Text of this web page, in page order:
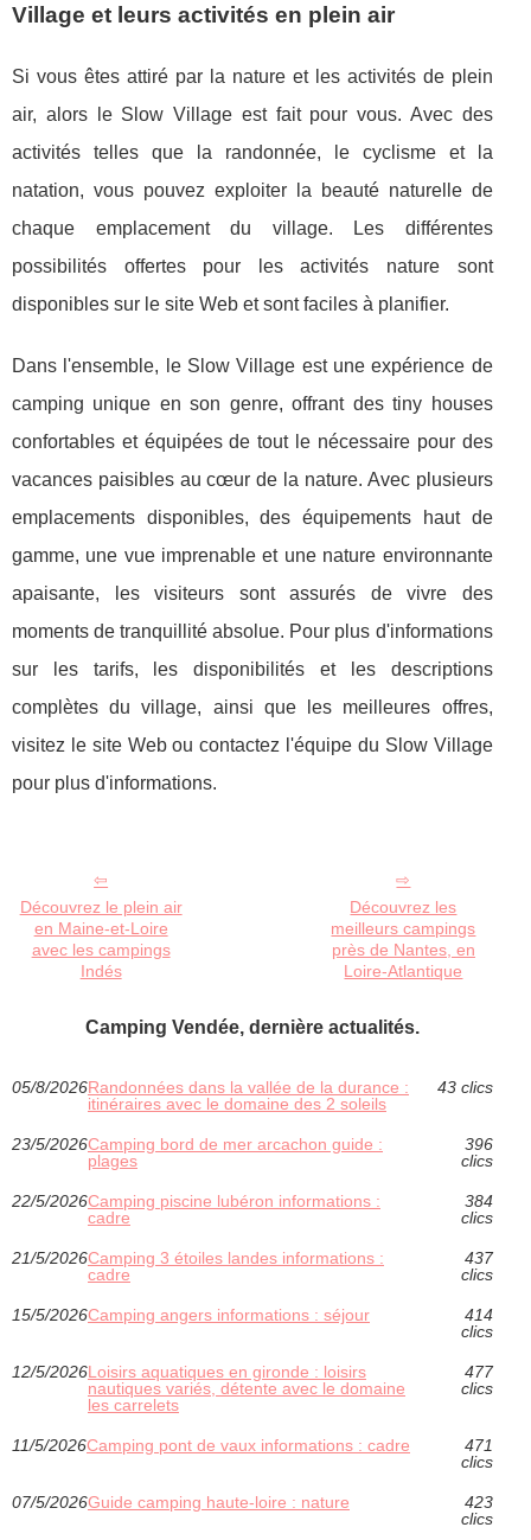
Village et leurs activités en plein air
Si vous êtes attiré par la nature et les activités de plein
air, alors le Slow Village est fait pour vous. Avec des
activités telles que la randonnée, le cyclisme et la
natation, vous pouvez exploiter la beauté naturelle de
chaque emplacement du village. Les différentes
possibilités offertes pour les activités nature sont
disponibles sur le site Web et sont faciles à planifier.
Dans l'ensemble, le Slow Village est une expérience de
camping unique en son genre, offrant des tiny houses
confortables et équipées de tout le nécessaire pour des
vacances paisibles au cœur de la nature. Avec plusieurs
emplacements disponibles, des équipements haut de
gamme, une vue imprenable et une nature environnante
apaisante, les visiteurs sont assurés de vivre des
moments de tranquillité absolue. Pour plus d'informations
sur les tarifs, les disponibilités et les descriptions
complètes du village, ainsi que les meilleures offres,
visitez le site Web ou contactez l'équipe du Slow Village
pour plus d'informations.
Découvrez le plein air
en Maine-et-Loire
avec les campings
Indés
Découvrez les
meilleurs campings
près de Nantes, en
Loire-Atlantique
Camping Vendée, dernière actualités.
05/8/2026Randonnées dans la vallée de la durance :
itinéraires avec le domaine des 2 soleils
43 clics
23/5/2026Camping bord de mer arcachon guide :
plages
396
clics
22/5/2026Camping piscine lubéron informations :
cadre
384
clics
21/5/2026Camping 3 étoiles landes informations :
cadre
437
clics
15/5/2026Camping angers informations : séjour
414
clics
12/5/2026Loisirs aquatiques en gironde : loisirs
nautiques variés, détente avec le domaine
les carrelets
477
clics
11/5/2026Camping pont de vaux informations : cadre
471
clics
07/5/2026Guide camping haute-loire : nature
423
clics